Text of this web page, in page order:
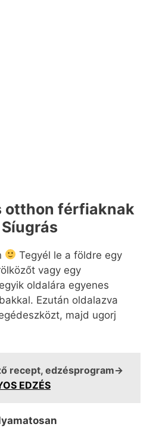
otthon férfiaknak
Tegyél le a földre egy
vagy egy
oldalára egyenes
Ezután oldalazva
majd ugorj
recept, edzésprogram→
EDZÉS